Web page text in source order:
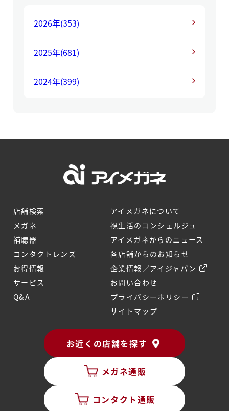
2026年(353)
2025年(681)
2024年(399)
店舗検索
メガネ
補聴器
コンタクトレンズ
お得情報
サービス
Q&A
アイメガネについて
視生活のコンシェルジュ
アイメガネからのニュース
各店舗からのお知らせ
企業情報／アイジャパン
お問い合わせ
プライバシーポリシー
サイトマップ
お近くの店舗を探す
メガネ通販
コンタクト通販